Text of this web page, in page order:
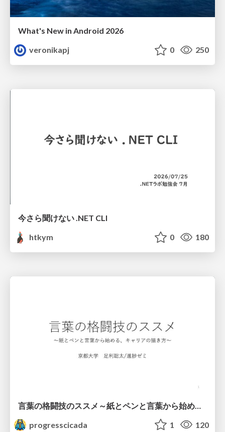
What's New in Android 2026
veronikapj
0 250
今さら聞けない .NET CLI
htkym
0 180
progresscicada
1 120